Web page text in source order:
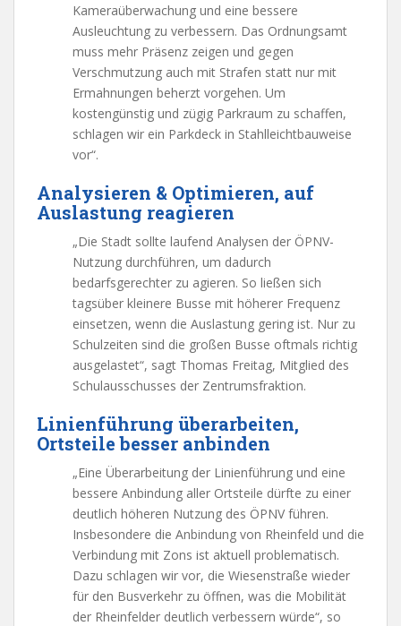
Kameraüberwachung und eine bessere
Ausleuchtung zu verbessern. Das Ordnungsamt
muss mehr Präsenz zeigen und gegen
Verschmutzung auch mit Strafen statt nur mit
Ermahnungen beherzt vorgehen. Um
kostengünstig und zügig Parkraum zu schaffen,
schlagen wir ein Parkdeck in Stahlleichtbauweise
vor“.
Analysieren & Optimieren, auf
Auslastung reagieren
„Die Stadt sollte laufend Analysen der ÖPNV-
Nutzung durchführen, um dadurch
bedarfsgerechter zu agieren. So ließen sich
tagsüber kleinere Busse mit höherer Frequenz
einsetzen, wenn die Auslastung gering ist. Nur zu
Schulzeiten sind die großen Busse oftmals richtig
ausgelastet“, sagt Thomas Freitag, Mitglied des
Schulausschusses der Zentrumsfraktion.
Linienführung überarbeiten,
Ortsteile besser anbinden
„Eine Überarbeitung der Linienführung und eine
bessere Anbindung aller Ortsteile dürfte zu einer
deutlich höheren Nutzung des ÖPNV führen.
Insbesondere die Anbindung von Rheinfeld und die
Verbindung mit Zons ist aktuell problematisch.
Dazu schlagen wir vor, die Wiesenstraße wieder
für den Busverkehr zu öffnen, was die Mobilität
der Rheinfelder deutlich verbessern würde“, so